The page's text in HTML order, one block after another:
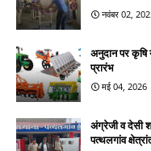
नवंबर 02,
अनुदान पर
प्रारंभ
मई 04, 2026
अंग्रेजी व देसी
पत्थलगांव